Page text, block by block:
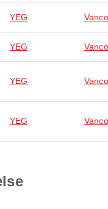
YEG
YEG
YEG
YEG